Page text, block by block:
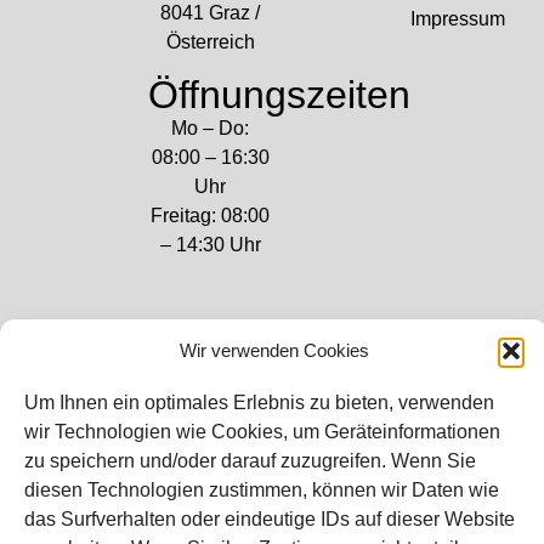
Wir verwenden Cookies
Um Ihnen ein optimales Erlebnis zu bieten, verwenden
wir Technologien wie Cookies, um Geräteinformationen
zu speichern und/oder darauf zuzugreifen. Wenn Sie
diesen Technologien zustimmen, können wir Daten wie
das Surfverhalten oder eindeutige IDs auf dieser Website
8041 Graz /
Österreich
Öffnungszeiten
Mo – Do:
08:00 – 16:30
Uhr
Freitag: 08:00
– 14:30 Uhr
Impressum
Bei diesem Webshop handelt es sich um
einen B2B-Webshop
RAUCH – Ihr Experte aus Österreich für Waagen,
Eich- & Kalibrierservice, Sprühnebel-
Zerstäubungstechnik und Lebensmittelmaschinen.